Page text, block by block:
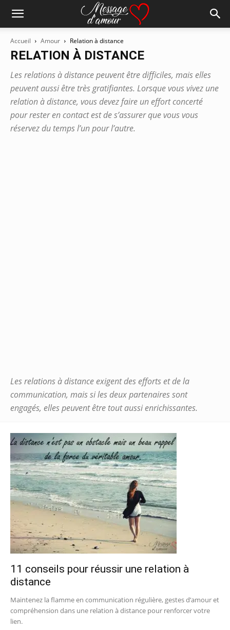
Accueil Amour Relation à distance
RELATION À DISTANCE
Les relations à distance peuvent être difficiles, mais elles
peuvent aussi être très gratifiantes. Lorsque vous vivez une
relation à distance, vous devez faire un effort concerté
pour rester en contact est de s’assurer que vous vous
réservez du temps l’un pour l’autre.
Les relations à distance exigent des efforts et de la
communication, mais si les deux partenaires sont
engagés, elles peuvent être tout aussi enrichissantes.
11 conseils pour réussir une relation à
distance
Maintenez la flamme en communication régulière, gestes d’amour et
compréhension dans une relation à distance pour renforcer votre
lien.